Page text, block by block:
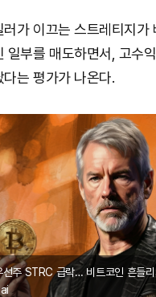
러가 이끄는 스트레티지가
일부를 매도하면서, 고수
는 평가가 나온다.
선주 STRC 급락… 비트코인 흔들